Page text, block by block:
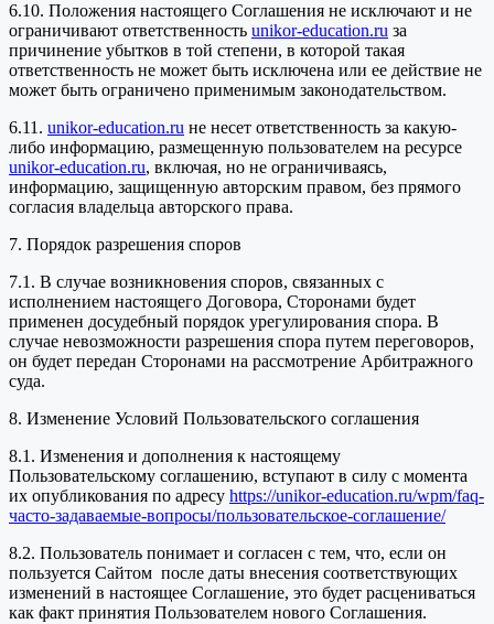
6.10. Положения настоящего Соглашения не исключают и не
ограничивают ответственность unikor-education.ru за
причинение убытков в той степени, в которой такая
ответственность не может быть исключена или ее действие не
может быть ограничено применимым законодательством.
6.11. unikor-education.ru не несет ответственность за какую-
либо информацию, размещенную пользователем на ресурсе
unikor-education.ru, включая, но не ограничиваясь,
информацию, защищенную авторским правом, без прямого
согласия владельца авторского права.
7. Порядок разрешения споров
7.1. В случае возникновения споров, связанных с
исполнением настоящего Договора, Сторонами будет
применен досудебный порядок урегулирования спора. В
случае невозможности разрешения спора путем переговоров,
он будет передан Сторонами на рассмотрение Арбитражного
суда.
8. Изменение Условий Пользовательского соглашения
8.1. Изменения и дополнения к настоящему
Пользовательскому соглашению, вступают в силу с момента
их опубликования по адресу https://unikor-education.ru/wpm/faq-
часто-задаваемые-вопросы/пользовательское-соглашение/
8.2. Пользователь понимает и согласен с тем, что, если он
пользуется Сайтом после даты внесения соответствующих
изменений в настоящее Соглашение, это будет расцениваться
как факт принятия Пользователем нового Соглашения.